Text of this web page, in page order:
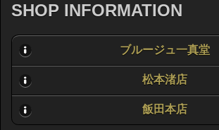
SHOP INFORMATION
ブルージュ一真堂
松本渚店
飯田本店